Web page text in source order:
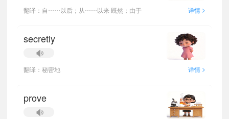
翻译：自⋯⋯以后；从⋯⋯以来 既然；由于 详情 >
secretly
翻译：秘密地 详情 >
prove